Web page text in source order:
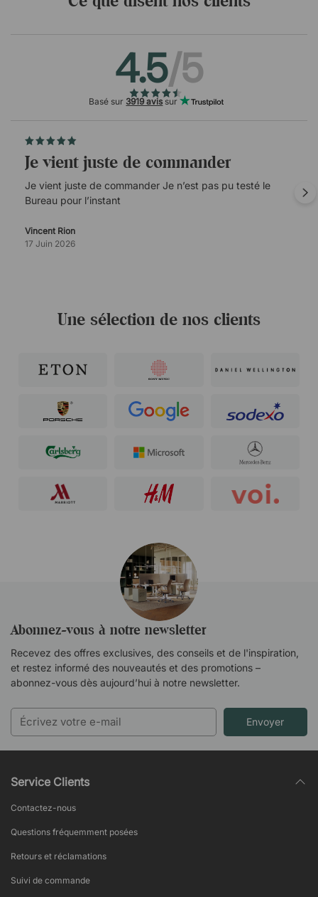
4.5/5
Basé sur 3919 avis sur
Je vient juste de commander
Je vient juste de commander Je n’est pas pu testé le
Bureau pour l’instant
Vincent Rion
17 Juin 2026
Une sélection de nos clients
Abonnez-vous à notre newsletter
Recevez des offres exclusives, des conseils et de l'inspiration,
et restez informé des nouveautés et des promotions –
abonnez-vous dès aujourd’hui à notre newsletter.
Envoyer
Service Clients
Contactez-nous
Questions fréquemment posées
Retours et réclamations
Suivi de commande